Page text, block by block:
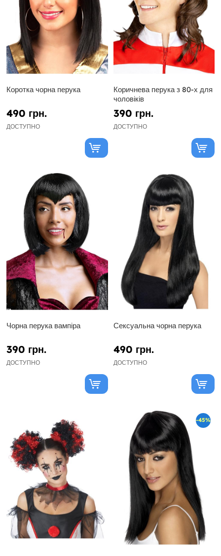
Коротка чорна перука
490 грн.
ДОСТУПНО
Коричнева перука з 80-х для
чоловіків
390 грн.
ДОСТУПНО
Чорна перука вампіра
390 грн.
ДОСТУПНО
Сексуальна чорна перука
490 грн.
ДОСТУПНО
-45%